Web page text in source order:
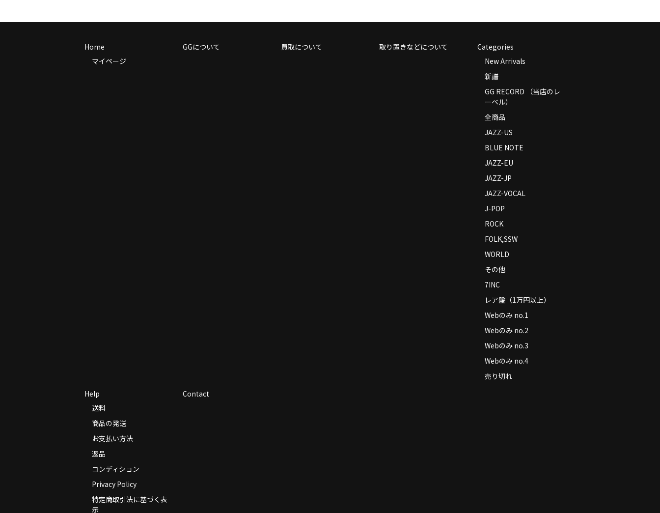
Home
マイページ
GGについて 買取について 取り置きなどについて
Categories
New Arrivals
新譜
GG RECORD （当店のレ
ーベル）
全商品
JAZZ-US
BLUE NOTE
JAZZ-EU
JAZZ-JP
JAZZ-VOCAL
J-POP
ROCK
FOLK,SSW
WORLD
その他
7INC
レア盤（1万円以上）
Webのみ no.1
Webのみ no.2
Webのみ no.3
Webのみ no.4
売り切れ
Help
送料
商品の発送
お支払い方法
返品
コンディション
Privacy Policy
特定商取引法に基づく表
示
Contact